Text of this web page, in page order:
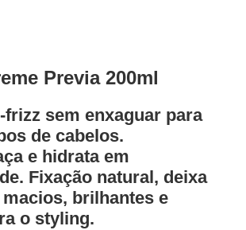
Previa 200ml
frizz sem enxaguar para
de cabelos.
e hidrata em
Fixação natural, deixa
brilhantes e
o styling.